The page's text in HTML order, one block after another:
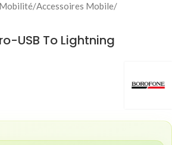
/Accessoires Mobile/
USB To Lightning